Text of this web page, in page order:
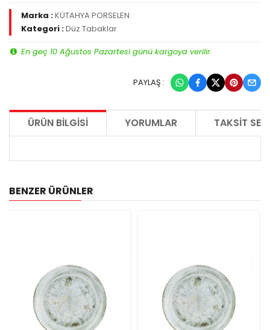
Marka :KÜTAHYA PORSELEN
Kategori :Düz Tabaklar
En geç 10 Ağustos Pazartesi günü kargoya verilir.
PAYLAŞ :
ÜRÜN BILGISI YORUMLAR TAKSIT
BENZER ÜRÜNLER